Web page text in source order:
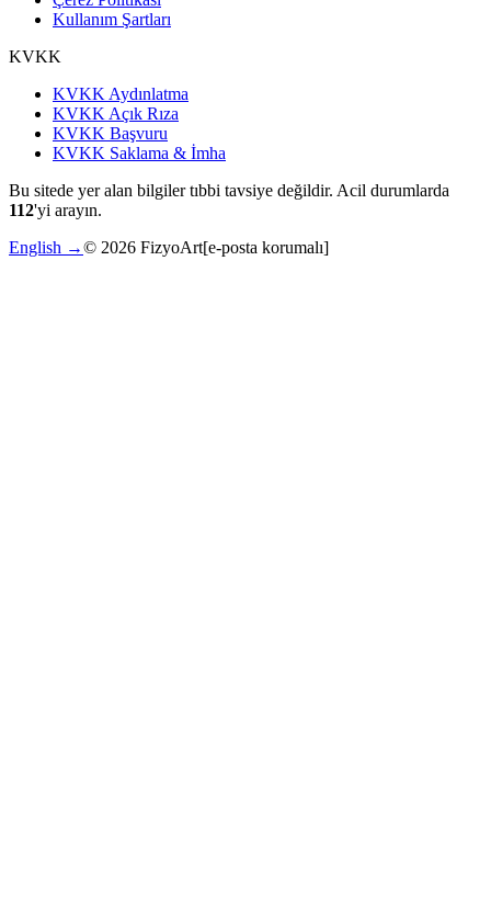
Kullanım Şartları
KVKK
KVKK Aydınlatma
KVKK Açık Rıza
KVKK Başvuru
KVKK Saklama & İmha
Bu sitede yer alan bilgiler tıbbi tavsiye değildir. Acil durumlarda
112'yi arayın.
English →© 2026 FizyoArt[e-posta korumalı]